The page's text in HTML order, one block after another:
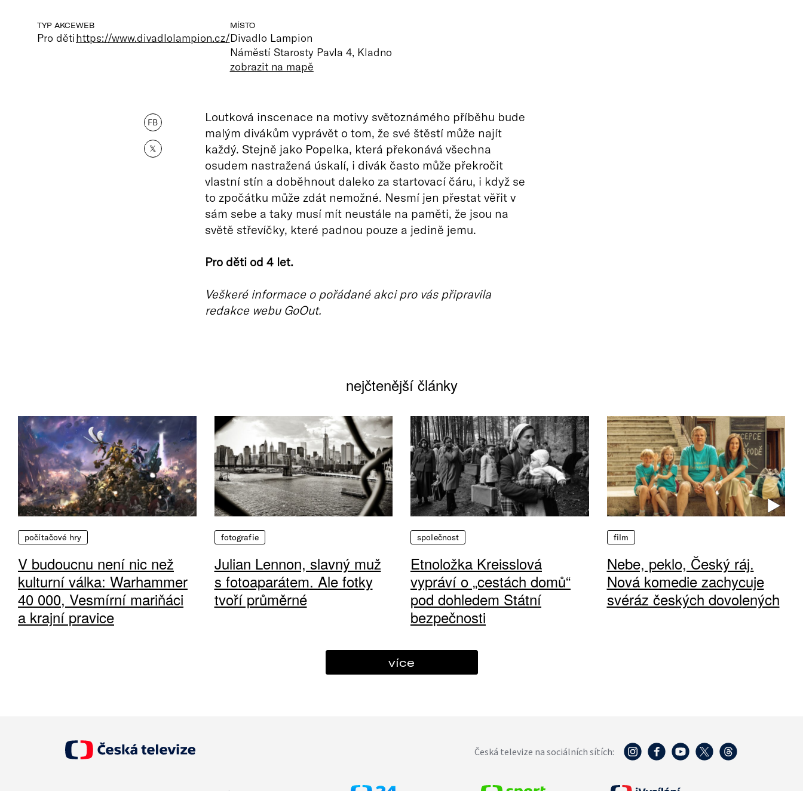
TYP AKCE
Pro děti
WEB
https://www.divadlolampion.cz/
MÍSTO
Divadlo Lampion
Náměstí Starosty Pavla 4, Kladno
zobrazit na mapě
FB
𝕏
Loutková inscenace na motivy světoznámého příběhu bude
malým divákům vyprávět o tom, že své štěstí může najít
každý. Stejně jako Popelka, která překonává všechna
osudem nastražená úskalí, i divák často může překročit
vlastní stín a doběhnout daleko za startovací čáru, i když se
to zpočátku může zdát nemožné. Nesmí jen přestat věřit v
sám sebe a taky musí mít neustále na paměti, že jsou na
světě střevíčky, které padnou pouze a jedině jemu.
Pro děti od 4 let.
Veškeré informace o pořádané akci pro vás připravila
redakce webu GoOut.
nejčtenější články
počítačové hry
V budoucnu není nic než
kulturní válka: Warhammer
40 000, Vesmírní mariňáci
a krajní pravice
fotografie
Julian Lennon, slavný muž
s fotoaparátem. Ale fotky
tvoří průměrné
společnost
Etnoložka Kreisslová
vypráví o „cestách domů“
pod dohledem Státní
bezpečnosti
film
Nebe, peklo, Český ráj.
Nová komedie zachycuje
svéráz českých dovolených
více
Česká televize na sociálních sítích: